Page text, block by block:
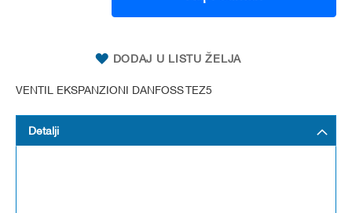
DODAJ U LISTU ŽELJA
VENTIL EKSPANZIONI DANFOSS TEZ5
Detalji